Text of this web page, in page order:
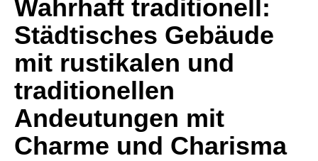
Wahrhaft traditionell:
Städtisches Gebäude
mit rustikalen und
traditionellen
Andeutungen mit
Charme und Charisma